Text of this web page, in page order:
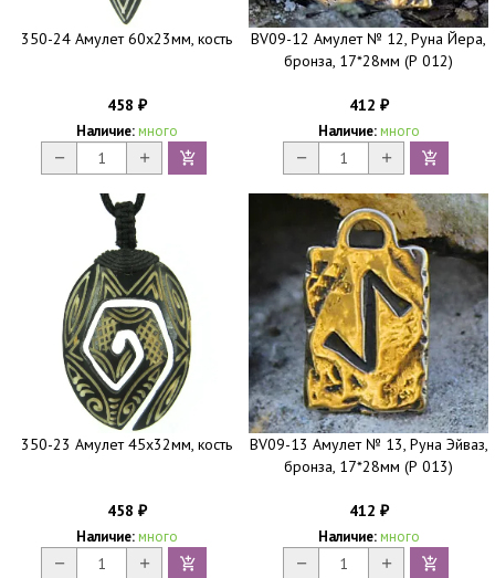
350-24 Амулет 60х23мм, кость
458 ₽
Наличие: много
BV09-12 Амулет № 12, Руна Йера,
бронза, 17*28мм (Р 012)
412 ₽
Наличие: много
350-23 Амулет 45х32мм, кость
458 ₽
Наличие: много
BV09-13 Амулет № 13, Руна Эйваз,
бронза, 17*28мм (Р 013)
412 ₽
Наличие: много